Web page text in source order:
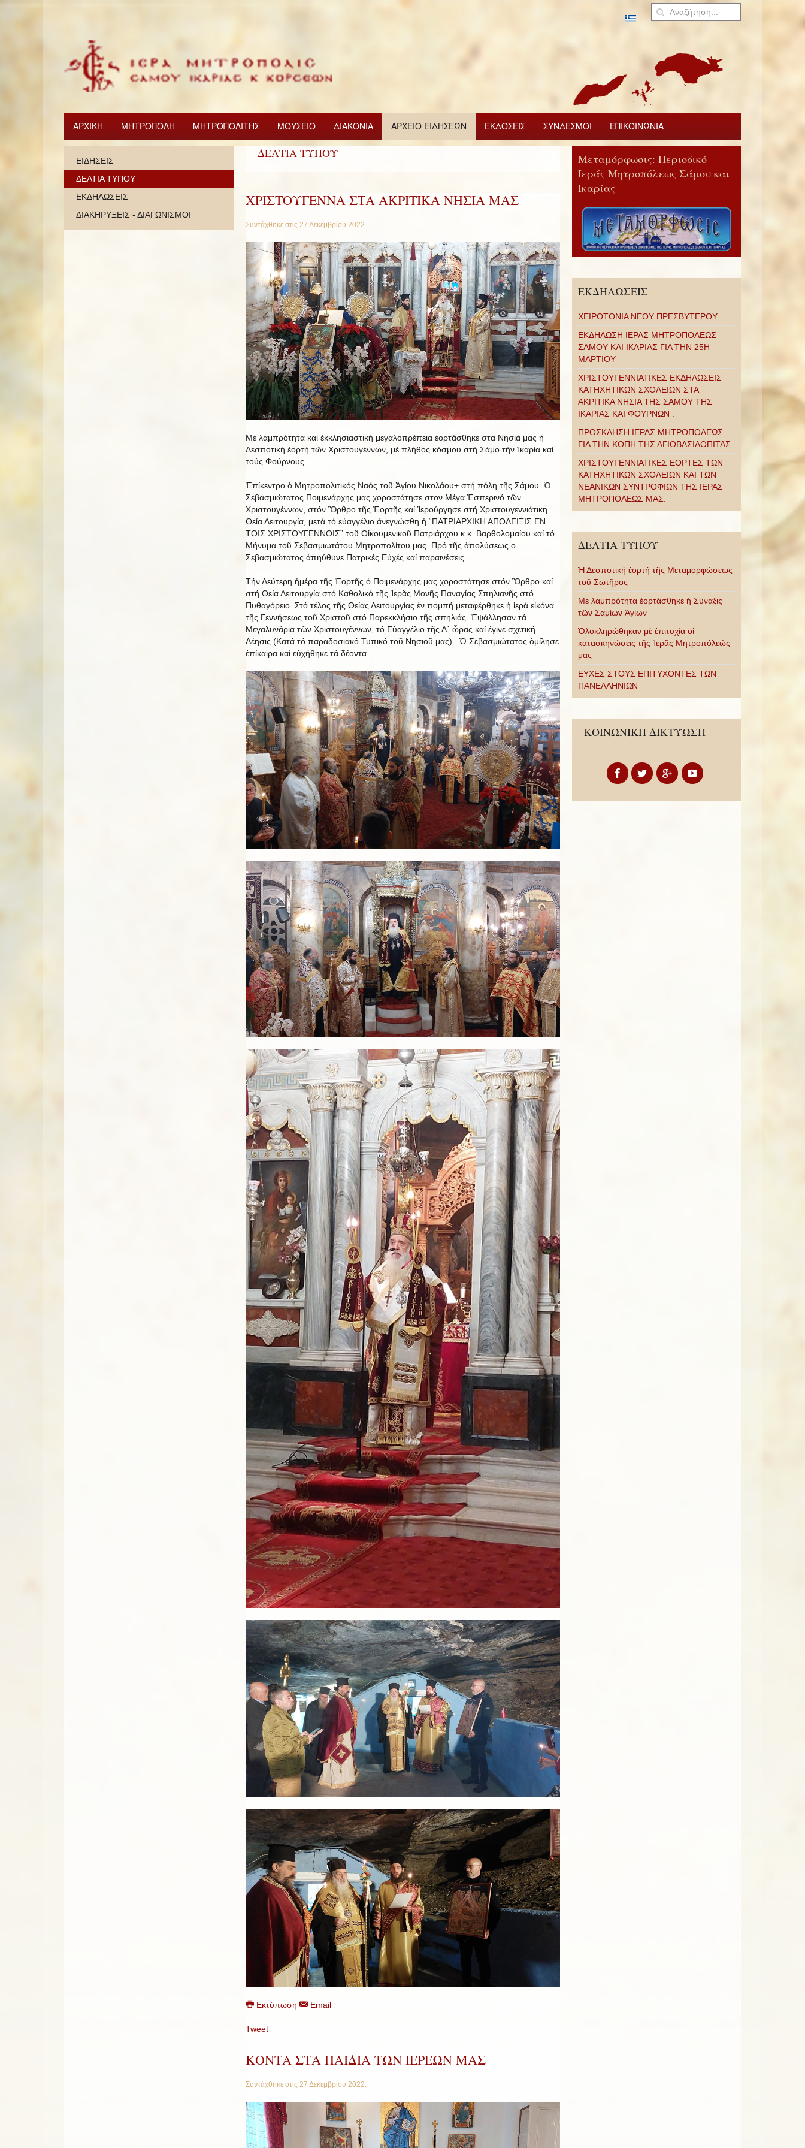
ΑΡΧΙΚΗ ΜΗΤΡΟΠΟΛΗ ΜΗΤΡΟΠΟΛΙΤΗΣ ΜΟΥΣΕΙΟ ΔΙΑΚΟΝΙΑ ΑΡΧΕΙΟ ΕΙΔΗΣΕΩΝ ΕΚΔΟΣΕΙΣ ΣΥΝΔΕΣΜΟΙ ΕΠΙΚΟΙΝΩΝΙΑ
ΔΕΛΤΙΑ ΤΥΠΟΥ
ΧΡΙΣΤΟΥΓΕΝΝΑ ΣΤA ΑΚΡΙΤΙΚΑ ΝΗΣΙΑ ΜΑΣ
Συντάχθηκε στις 27 Δεκεμβρίου 2022.
Μέ λαμπρότητα καί ἐκκλησιαστική μεγαλοπρέπεια ἐορτάσθηκε στα Νησιά μας ἡ
Δεσποτική ἐορτή τῶν Χριστουγέννων, μέ πλήθος κόσμου στή Σάμο τήν Ἰκαρία καί
τούς Φούρνους.
Ἐπίκεντρο ὁ Μητροπολιτικός Ναός τοῦ Ἁγίου Νικολάου+ στή πόλη τῆς Σάμου. Ὁ
Σεβασμιώτατος Ποιμενάρχης μας χοροστάτησε στον Μέγα Ἑσπερινό τῶν
Χριστουγέννων, στόν Ὂρθρο τῆς Ἐορτῆς καί Ἱερούργησε στή Χριστουγεννιάτικη
Θεία Λειτουργία, μετά τό εὐαγγέλιο ἀνεγνώσθη ἡ “ΠΑΤΡΙΑΡΧΙΚΗ ΑΠΟΔΕΙΞΙΣ ΕΝ
ΤΟΙΣ ΧΡΙΣΤΟΥΓΕΝΝΟΙΣ” τοῦ Οἰκουμενικοῦ Πατριάρχου κ.κ. Βαρθολομαίου καί τό
Μήνυμα τοῦ Σεβασμιωτάτου Μητροπολίτου μας. Πρό τῆς ἀπολύσεως ο
Σεβασμιώτατος ἀπηύθυνε Πατρικές Εὐχές καί παραινέσεις.
Τήν Δεύτερη ἡμέρα τῆς Ἐορτῆς ὁ Ποιμενάρχης μας χοροστάτησε στόν Ὂρθρο καί
στή Θεία Λειτουργία στό Καθολικό τῆς Ἱερᾶς Μονῆς Παναγίας Σπηλιανῆς στό
Πυθαγόρειο. Στό τέλος τῆς Θείας Λειτουργίας ἐν πομπή μεταφέρθηκε ἡ ἱερά εἰκόνα
τῆς Γεννήσεως τοῦ Χριστοῦ στό Παρεκκλήσιο τῆς σπηλιάς. Ἐψάλλησαν τά
Μεγαλυνάρια τῶν Χριστουγέννων, τό Εὑαγγέλιο τῆς Α΄ ὧρας καί έγινε σχετική
Δέησις (Κατά τό παραδοσιακό Τυπικό τοῦ Νησιοῦ μας). Ὁ Σεβασμιώτατος ὁμίλησε
ἐπίκαιρα καί εὑχήθηκε τά δέοντα.
Εκτύπωση Email
Tweet
ΚΟΝΤΑ ΣΤΑ ΠΑΙΔΙΑ ΤΩΝ ΙΕΡΕΩΝ ΜΑΣ
Συντάχθηκε στις 27 Δεκεμβρίου 2022
ΕΙΔΗΣΕΙΣ
ΔΕΛΤΙΑ ΤΥΠΟΥ
ΕΚΔΗΛΩΣΕΙΣ
ΔΙΑΚΗΡΥΞΕΙΣ - ΔΙΑΓΩΝΙΣΜΟΙ
Μεταμόρφωσις: Περιοδικό
Ιεράς Μητροπόλεως Σάμου και
Ικαρίας
ΕΚΔΗΛΩΣΕΙΣ
ΧΕΙΡΟΤΟΝΙΑ ΝΕΟΥ ΠΡΕΣΒΥΤΕΡΟΥ
ΕΚΔΗΛΩΣΗ ΙΕΡΑΣ ΜΗΤΡΟΠΟΛΕΩΣ
ΣΑΜΟΥ ΚΑΙ ΙΚΑΡΙΑΣ ΓΙΑ ΤΗΝ 25Η
ΜΑΡΤΙΟΥ
ΧΡΙΣΤΟΥΓΕΝΝΙΑΤΙΚΕΣ ΕΚΔΗΛΩΣΕΙΣ
ΚΑΤΗΧΗΤΙΚΩΝ ΣΧΟΛΕΙΩΝ ΣΤΑ
ΑΚΡΙΤΙΚΑ ΝΗΣΙΑ ΤΗΣ ΣΑΜΟΥ ΤΗΣ
ΙΚΑΡΙΑΣ ΚΑΙ ΦΟΥΡΝΩΝ .
ΠΡΟΣΚΛΗΣΗ ΙΕΡΑΣ ΜΗΤΡΟΠΟΛΕΩΣ
ΓΙΑ ΤΗΝ ΚΟΠΗ ΤΗΣ ΑΓΙΟΒΑΣΙΛΟΠΙΤΑΣ
ΧΡΙΣΤΟΥΓΕΝΝΙΑΤΙΚΕΣ ΕΟΡΤΕΣ ΤΩΝ
ΚΑΤΗΧΗΤΙΚΩΝ ΣΧΟΛΕΙΩΝ ΚΑΙ ΤΩΝ
ΝΕΑΝΙΚΩΝ ΣΥΝΤΡΟΦΙΩΝ ΤΗΣ ΙΕΡΑΣ
ΜΗΤΡΟΠΟΛΕΩΣ ΜΑΣ.
ΔΕΛΤΙΑ ΤΥΠΟΥ
Ἡ Δεσποτική ἑορτή τῆς Μεταμορφώσεως
τοῦ Σωτῆρος
Με λαμπρότητα ἑορτάσθηκε ἡ Σύναξις
τῶν Σαμίων Ἁγίων
Ὁλοκληρώθηκαν μὲ ἐπιτυχία οἱ
κατασκηνώσεις τῆς Ἱερᾶς Μητροπόλεώς
μας
ΕΥΧΕΣ ΣΤΟΥΣ ΕΠΙΤΥΧΟΝΤΕΣ ΤΩΝ
ΠΑΝΕΛΛΗΝΙΩΝ
ΚΟΙΝΩΝΙΚΗ ΔΙΚΤΥΩΣΗ